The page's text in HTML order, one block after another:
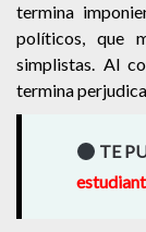
termina
políticos, que
simplistas. Al
termina
TE